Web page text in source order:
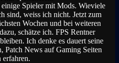
Spieler mit Mods. Wieviele
sind, weiss ich nicht. Jetzt zum
Wochen und bei weiteren
schätze ich. FPS Rentner
Ich denke es dauert seine
Patch News auf Gaming Seiten
erfahren.